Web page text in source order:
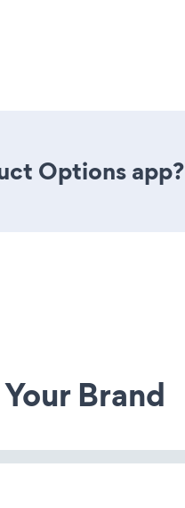
Options app?
Brand